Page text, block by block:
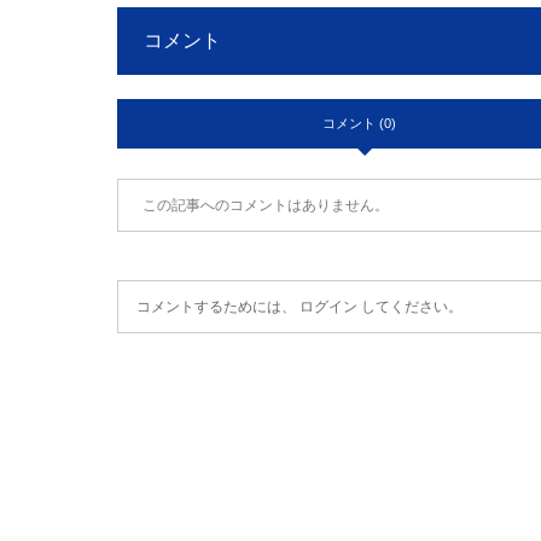
コメント
コメント (0)
この記事へのコメントはありません。
コメントするためには、 ログイン してください。